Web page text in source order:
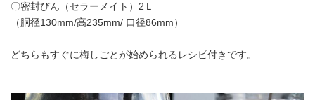
〇密封びん（セラーメイト）2Ｌ
（胴径130mm/高235mm/ 口径86mm）
どちらもすぐに梅しごとが始められるレシピ付きです。